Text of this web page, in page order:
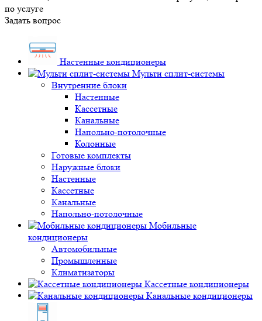
по услуге
Задать вопрос
Настенные кондиционеры
Мульти сплит-системы
Внутренние блоки
Настенные
Кассетные
Канальные
Напольно-потолочные
Колонные
Готовые комплекты
Наружные блоки
Настенные
Кассетные
Канальные
Напольно-потолочные
Мобильные
кондиционеры
Автомобильные
Промышленные
Климатизаторы
Кассетные кондиционеры
Канальные кондиционеры